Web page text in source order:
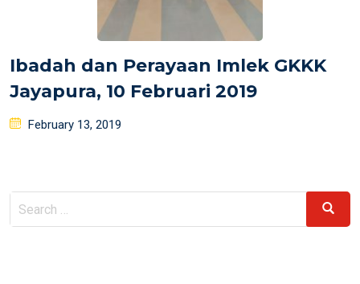
Ibadah dan Perayaan Imlek GKKK
Jayapura, 10 Februari 2019
Posted
February 13, 2019
Search
for:
Search